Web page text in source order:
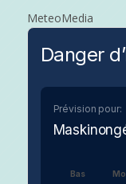
MeteoMedia
Danger
Prévision pour:
Bas